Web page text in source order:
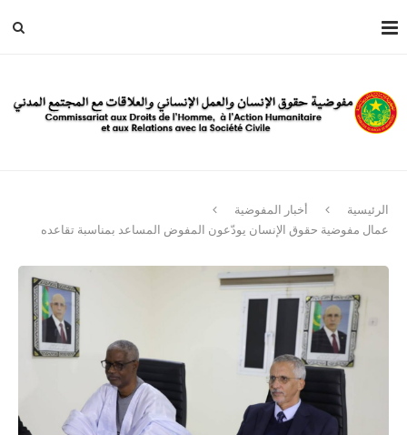
الرئيسية
أخبار المفوضية
عمال مفوضية حقوق الإنسان يودّعون المفوض المساعد بمناسبة تقاعده